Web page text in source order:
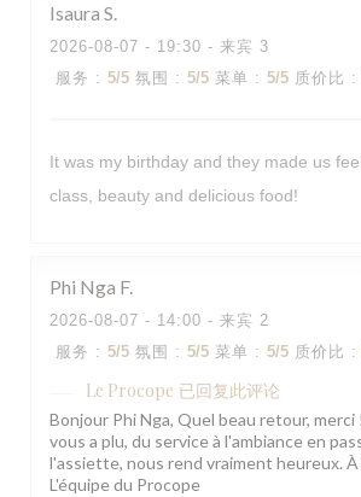
Isaura S
2026-08-07 - 19:30 - 来宾 3
服务 : 5/5 氛围 : 5/5 菜单 : 5/5 质价比 :
It was my birthday and they made us
class, beauty and delicious food!
Phi Nga F
2026-08-07 - 14:00 - 来宾 2
服务 : 5/5 氛围 : 5/5 菜单 : 5/5 质价比 :
Le Procope 已回复此评论
Bonjour Phi Nga, Quel beau retour,
vous a plu, du service à l'ambiance en
l'assiette, nous rend vraiment heureux.
L'équipe du Procope